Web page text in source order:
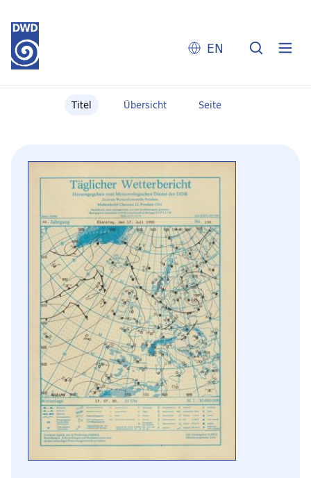
EN
Titel Übersicht Seite